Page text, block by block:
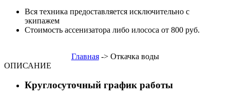
Вся техника предоставляется исключительно с
экипажем
Стоимость ассенизатора либо илососа от 800 руб.
Главная-> Откачка воды
ОПИСАНИЕ
Круглосуточный график работы